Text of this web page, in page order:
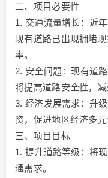
二、项目必要性
1. 交通流量增长：近
现有道路已出现拥堵
率。
2. 安全问题：现有道
将提高道路安全性，减
3. 经济发展需求：升
资，促进地区经济多元
三、项目目标
1. 提升道路等级：将
通需求。